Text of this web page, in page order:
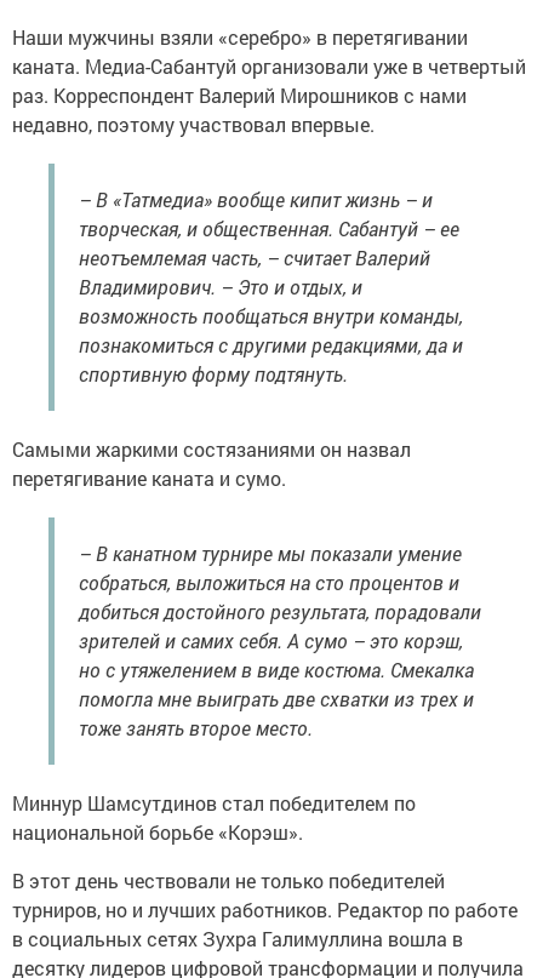
Наши мужчины взяли «серебро» в перетягивании
каната. Медиа-Сабантуй организовали уже в четвертый
раз. Корреспондент Валерий Мирошников с нами
недавно, поэтому участвовал впервые.
– В «Татмедиа» вообще кипит жизнь – и
творческая, и общественная. Сабантуй – ее
неотъемлемая часть, – считает Валерий
Владимирович. – Это и отдых, и
возможность пообщаться внутри команды,
познакомиться с другими редакциями, да и
спортивную форму подтянуть.
Самыми жаркими состязаниями он назвал
перетягивание каната и сумо.
– В канатном турнире мы показали умение
собраться, выложиться на сто процентов и
добиться достойного результата, порадовали
зрителей и самих себя. А сумо – это корэш,
но с утяжелением в виде костюма. Смекалка
помогла мне выиграть две схватки из трех и
тоже занять второе место.
Миннур Шамсутдинов стал победителем по
национальной борьбе «Корэш».
В этот день чествовали не только победителей
турниров, но и лучших работников. Редактор по работе
в социальных сетях Зухра Галимуллина вошла в
десятку лидеров цифровой трансформации и получила